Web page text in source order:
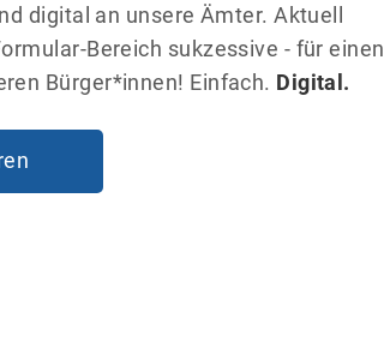
digital an unsere Ämter. Aktuell
Bereich sukzessive - für einen
Bürger*innen! Einfach. Digital.